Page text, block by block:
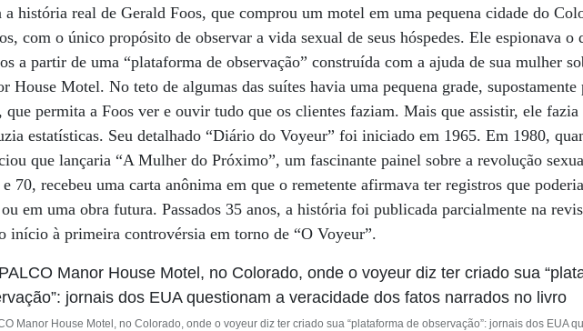
a história real de Gerald Foos, que comprou um motel em uma pequena cidade do
com o único propósito de observar a vida sexual de seus hóspedes. Ele espionava o
a partir de uma “plataforma de observação” construída com a ajuda de sua mulher
House Motel. No teto de algumas das suítes havia uma pequena grade, supostamente
que permita a Foos ver e ouvir tudo que os clientes faziam. Mais que assistir, ele fazia
estatísticas. Seu detalhado “Diário do Voyeur” foi iniciado em 1965. Em 1980,
que lançaria “A Mulher do Próximo”, um fascinante painel sobre a revolução
e 70, recebeu uma carta anônima em que o remetente afirmava ter registros que
em uma obra futura. Passados 35 anos, a história foi publicada parcialmente na
início à primeira controvérsia em torno de “O Voyeur”.
Manor House Motel, no Colorado, onde o voyeur diz ter criado sua “plataforma de observação”: jornais dos EUA